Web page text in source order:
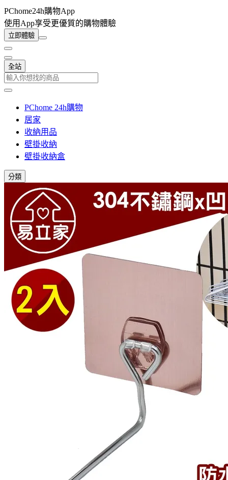
PChome24h購物App
使用App享受更優質的購物體驗
立即體驗
全站
PChome 24h購物
居家
收納用品
壁掛收納
壁掛收納盒
分類